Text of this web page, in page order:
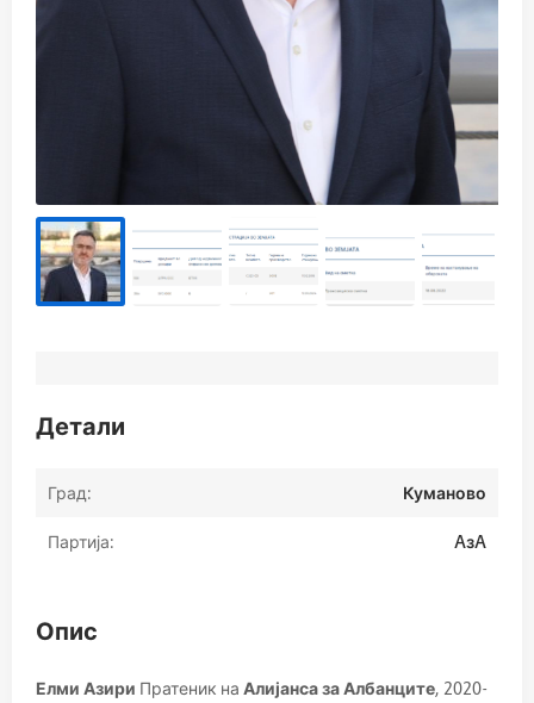
Детали
Град: Куманово
Партија: AзA
Опис
Елми Азири Пратеник на Алијанса за Албанците, 2020-